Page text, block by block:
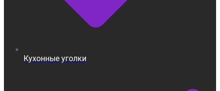
Кухонные уголки